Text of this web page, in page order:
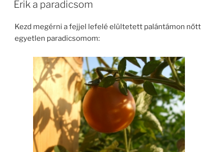
Érik a paradicsom
Kezd megérni a fejjel lefelé elültetett palántámon nőtt
egyetlen paradicsomom: